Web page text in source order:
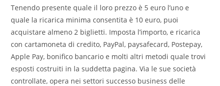
Tenendo presente quale il loro prezzo è 5 euro l’uno e
quale la ricarica minima consentita è 10 euro, puoi
acquistare almeno 2 biglietti. Imposta l’importo, e ricarica
con cartamoneta di credito, PayPal, paysafecard, Postepay,
Apple Pay, bonifico bancario e molti altri metodi quale trovi
esposti costruiti in la suddetta pagina. Via le sue società
controllate, opera nei settori successo business delle